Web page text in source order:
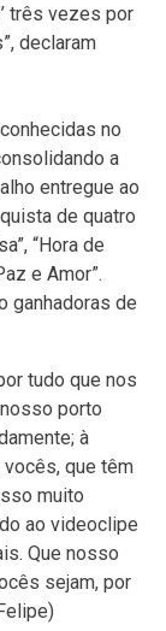
três vezes por
declaram
no
a
entregue ao
de quatro
“Hora de
e Amor”.
ganhadoras de
tudo que nos
porto
à
que têm
muito
ao videoclipe
Que nosso
sejam, por